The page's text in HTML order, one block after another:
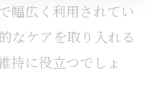
幅広く利用されてい
なケアを取り入れる
持に役立つでしょ
ちら